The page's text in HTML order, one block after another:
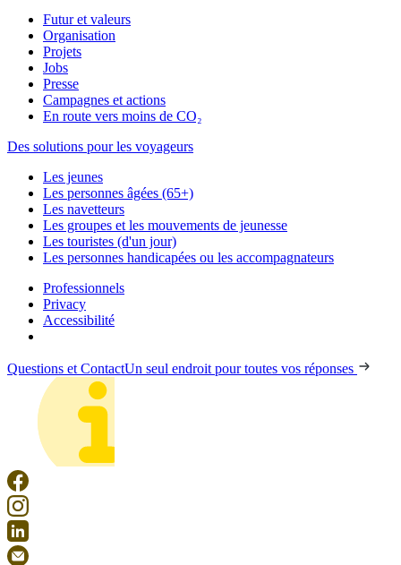
Futur et valeurs
Organisation
Projets
Jobs
Presse
Campagnes et actions
En route vers moins de CO₂
Des solutions pour les voyageurs
Les jeunes
Les personnes âgées (65+)
Les navetteurs
Les groupes et les mouvements de jeunesse
Les touristes (d'un jour)
Les personnes handicapées ou les accompagnateurs
Professionnels
Privacy
Accessibilité
Questions et ContactUn seul endroit pour toutes vos réponses